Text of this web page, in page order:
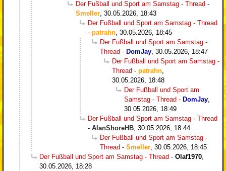
Der Fußball und Sport am Samstag - Thread -
Smeller 30.05.2026, 18:43
Der Fußball und Sport am Samstag - Thread
- patrahn 30.05.2026, 18:45
Der Fußball und Sport am Samstag -
Thread - DomJay 30.05.2026, 18:47
Der Fußball und Sport am Samstag -
Thread - patrahn
30.05.2026, 18:48
Der Fußball und Sport am
Samstag - Thread - DomJay
30.05.2026, 18:49
Der Fußball und Sport am Samstag - Thread
- AlanShoreHB 30.05.2026, 18:44
Der Fußball und Sport am Samstag -
Thread - Smeller 30.05.2026, 18:45
Der Fußball und Sport am Samstag - Thread - Olaf1970
30.05.2026, 18:28